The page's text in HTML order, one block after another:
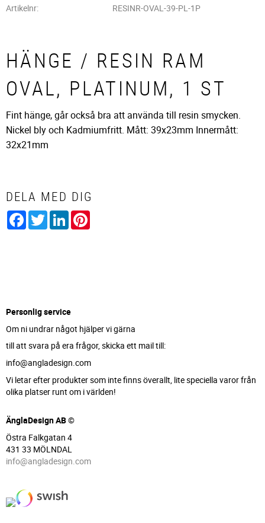
Artikelnr
RESINR-OVAL-39-PL-1P
HÄNGE / RESIN RAM
OVAL, PLATINUM, 1 ST
Fint hänge, går också bra att använda till resin smycken.
Nickel bly och Kadmiumfritt. Mått: 39x23mm Innermått:
32x21mm
DELA MED DIG
Facebook
TwitterLinkedIn
Personlig service
Om ni undrar något hjälper vi gärna
till att svara på era frågor, skicka ett mail till:
info@angladesign.com
Vi letar efter produkter som inte finns överallt, lite speciella varor från
olika platser runt om i världen!
ÄnglaDesign AB ©
Östra Falkgatan 4
431 33 MÖLNDAL
info@angladesign.com